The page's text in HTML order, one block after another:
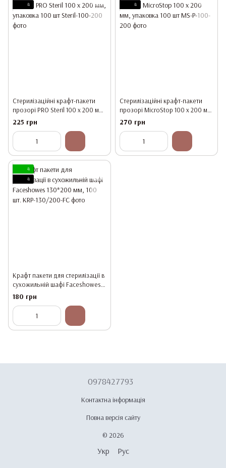
4
Стерилізаційні крафт-пакети
прозорі PRO Steril 100 х 200 мм,
упаковка 100 шт
225 грн
4
Стерилізаційні крафт-пакети
прозорі MicroStop 100 х 200 мм,
упаковка 100 шт
270 грн
4
4
Крафт пакети для стерилізації в
сухожильній шафі Faceshowes
130*200 мм, 100 шт.
180 грн
0978427793
Контактна інформація
Повна версія сайту
© 2026
Укр Рус